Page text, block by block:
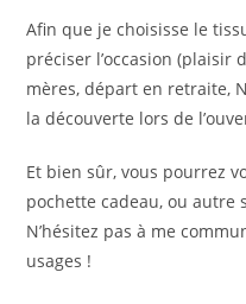
Afin que je choisisse le
préciser l’occasion (plaisir
mères, départ en retraite,
la découverte lors de
Et bien sûr, vous pourrez
pochette cadeau, ou autre
N’hésitez pas à me
usages !